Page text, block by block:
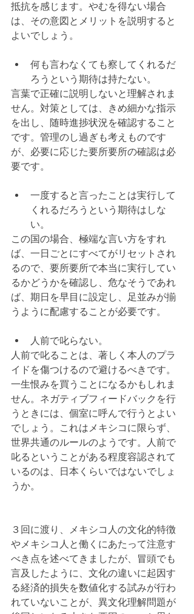
抵抗を感じます。やむを得ない場合
は、その意図とメリットを説明すると
よいでしょう。
何も言わなくても察してくれるだ
ろうという期待は持たない。
言葉で正確に説明しないと理解されま
せん。対策としては、きめ細かな指示
を出し、随時進捗状況を確認すること
です。管理のし過ぎも考えものです
が、必要に応じた要所要所の確認は必
要です。
一度すると言ったことは実行して
くれるだろうという期待はしな
い。
この国の場合、極端な言い方をすれ
ば、一日ごとにすべてがリセットされ
るので、要所要所で本当に実行してい
るかどうかを確認し、危なそうであれ
ば、期日を早目に設定し、足並みが揃
うように配慮することが必要です。
人前で叱らない。
人前で叱ることは、著しく本人のプラ
イドを傷つけるので避けるべきです。
一生恨みを買うことになるかもしれま
せん。ネガティブフィードバックを行
うときには、個室に呼んで行うとよい
でしょう。これはメキシコに限らず、
世界共通のルールのようです。人前で
叱るということがある程度容認されて
いるのは、日本くらいではないでしょ
うか。
３回に渡り、メキシコ人の文化的特徴
やメキシコ人と働くにあたって注意す
べき点を述べてきましたが、冒頭でも
言及したように、文化の違いに起因す
る経済的損失を数値化する試みが行わ
れていないことが、異文化理解問題が